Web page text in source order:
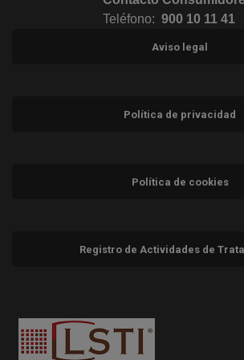
Teléfono: 900 10 11 41
Aviso legal
Política de privacidad
Política de cookies
Registro de Actividades de